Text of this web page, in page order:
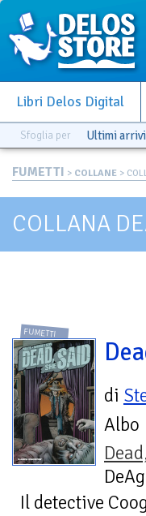
Libri Delos Digital
Sfoglia per Ultimi arrivi
FUMETTI > COLLANE >
COLLANA
FUMETTI
di
Albo
Il detective